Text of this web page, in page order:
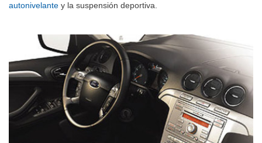
autonivelante y la suspensión deportiva.